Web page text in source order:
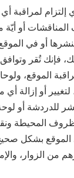
إلتزام لمراقبة
أو أيّة
تنشرها أو في
فإنك تُقر
الموقع،
لتغيير أو إزالة
للدردشة أو
المحيطة
بشكل
من الزوار،